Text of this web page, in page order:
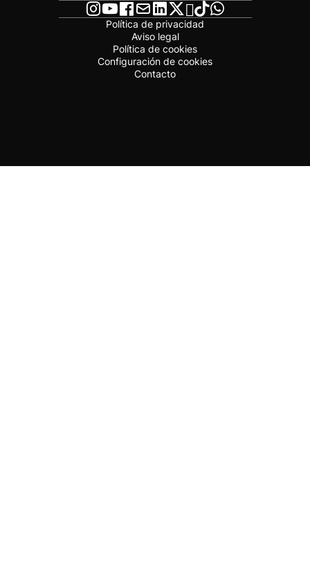
Política de privacidad
Aviso legal
Política de cookies
Configuración de cookies
Contacto